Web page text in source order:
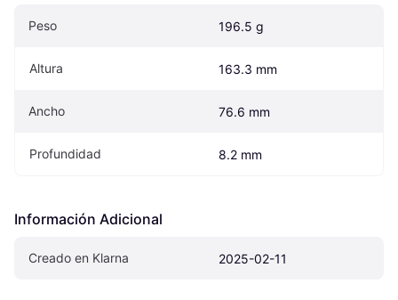
Peso 196.5 g
Altura 163.3 mm
Ancho 76.6 mm
Profundidad 8.2 mm
Información Adicional
Creado en Klarna 2025-02-11